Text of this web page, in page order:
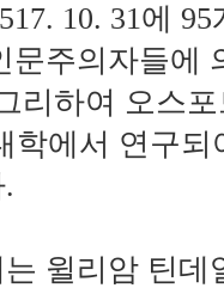
10. 31에
문주의자들에
리하여 오스
학에서 연구
윌리암 틴데